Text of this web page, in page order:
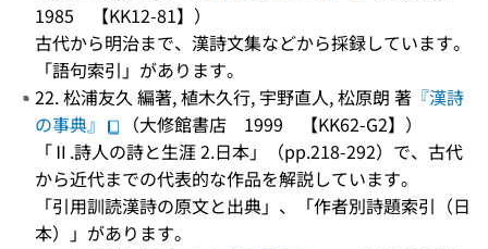
1985 【KK12-81】）
古代から明治まで、漢詩文集などから採録しています。
「語句索引」があります。
22. 松浦友久 編著, 植木久行, 宇野直人, 松原朗 著 『漢詩
の事典』
（大修館書店 1999 【KK62-G2】）
「Ⅱ.詩人の詩と生涯 2.日本」（pp.218-292）で、古代
から近代までの代表的な作品を解説しています。
「引用訓読漢詩の原文と出典」、「作者別詩題索引（日
本）」があります。